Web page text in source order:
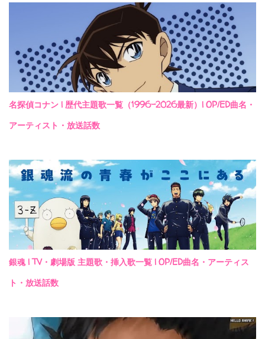
名探偵コナン | 歴代主題歌一覧（1996-2026最新）| OP/ED曲名・
アーティスト・放送話数
銀魂 | TV・劇場版 主題歌・挿入歌一覧 | OP/ED曲名・アーティス
ト・放送話数